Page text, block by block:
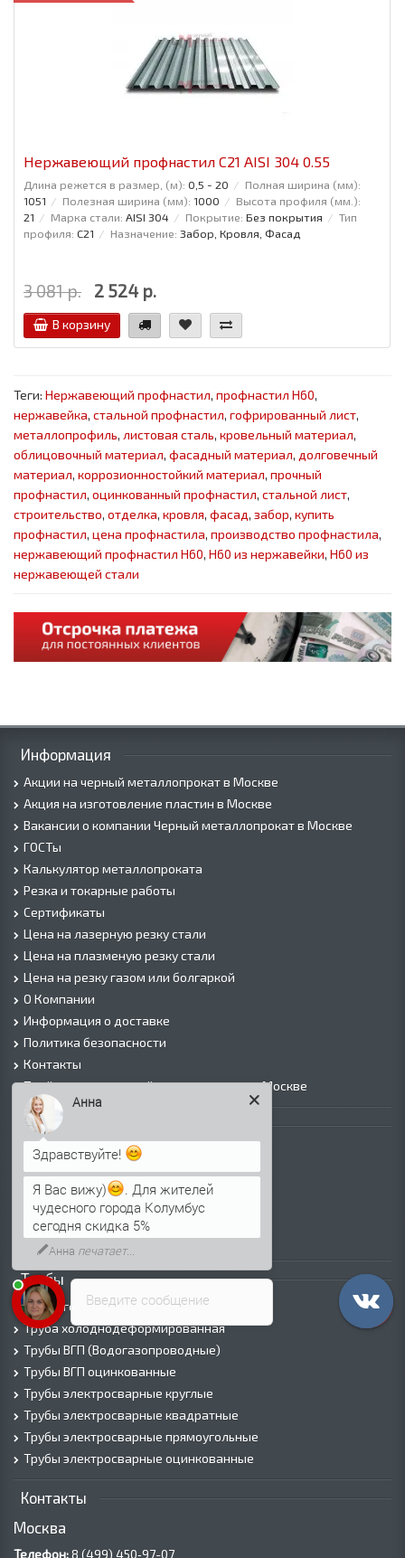
Нержавеющий профнастил С21 AISI 304 0.55
Длина режется в размер, (м): 0,5 - 20
Полная ширина (мм):
1051
Полезная ширина (мм): 1000
Высота профиля (мм.):
21
Марка стали: AISI 304 Покрытие: Без покрытия
Тип
профиля: С21 Назначение: Забор, Кровля, Фасад
3 081 р. 2 524 р.
В корзину
Теги: Нержавеющий профнастил, профнастил Н60,
нержавейка, стальной профнастил, гофрированный лист,
металлопрофиль, листовая сталь, кровельный материал,
облицовочный материал, фасадный материал, долговечный
материал, коррозионностойкий материал, прочный
профнастил, оцинкованный профнастил, стальной лист,
строительство, отделка, кровля, фасад, забор, купить
профнастил, цена профнастила, производство профнастила,
нержавеющий профнастил Н60, Н60 из нержавейки, Н60 из
нержавеющей стали
Информация
Акции на черный металлопрокат в Москве
Акция на изготовление пластин в Москве
Вакансии о компании Черный металлопрокат в Москве
ГОСТы
Калькулятор металлопроката
Резка и токарные работы
Сертификаты
Цена на лазерную резку стали
Цена на плазменую резку стали
Цена на резку газом или болгаркой
О Компании
Информация о доставке
Политика безопасности
Контакты
Прайс лист на черный металлопрокат в Москве
Листовой прокат
Лист г/к
Лист х/к
Просечно-вытяжной лист (ПВЛ)
Лист рифленый
Лист оцинкованный
Трубы
Трубы горячедеформированные
Труба холоднодеформированная
Трубы ВГП (Водогазопроводные)
Трубы ВГП оцинкованные
Трубы электросварные круглые
Трубы электросварные квадратные
Трубы электросварные прямоугольные
Трубы электросварные оцинкованные
Контакты
Москва
Телефон:8 (499) 450‑97-07
Введите сообщение
Анна
Здравствуйте!
Я Вас вижу)
. Для жителей
чудесного города Колумбус
сегодня скидка 5%
Анна печатает...